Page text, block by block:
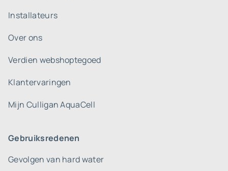
Installateurs
Over ons
Verdien webshoptegoed
Klantervaringen
Mijn Culligan AquaCell
Gebruiksredenen
Gevolgen van hard water